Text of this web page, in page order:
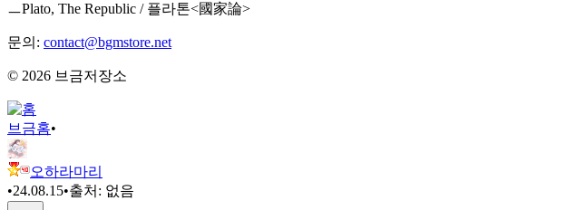
ㅡPlato, The Republic / 플라톤<國家論>
문의: contact@bgmstore.net
© 2026 브금저장소
브금홈•
오하라마리
•24.08.15•출처: 없음